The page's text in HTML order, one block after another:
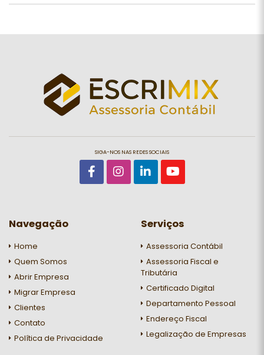
SIGA-NOS NAS REDES SOCIAIS
Navegação
Home
Quem Somos
Abrir Empresa
Migrar Empresa
Clientes
Contato
Política de Privacidade
Serviços
Assessoria Contábil
Assessoria Fiscal e
Tributária
Certificado Digital
Departamento Pessoal
Endereço Fiscal
Legalização de Empresas